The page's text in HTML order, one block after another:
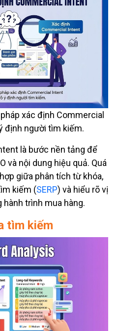
xác định Commercial
định người tìm kiếm.
là bước nền tảng để
và nội dung hiệu quả. Quá
giữa phân tích từ khóa,
kiếm (SERP) và hiểu rõ vị
trình mua hàng.
tìm kiếm